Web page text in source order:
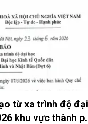
từ xa trình độ đại
khu vực thành